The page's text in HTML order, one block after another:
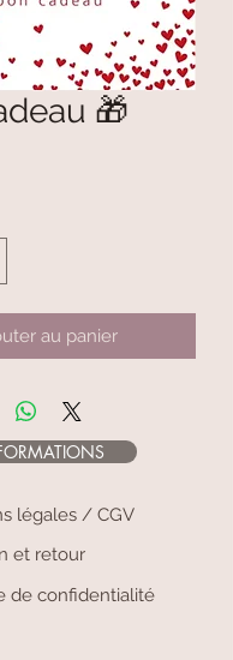
🎁
au panier
légales / CGV
et retour
de confidentialité